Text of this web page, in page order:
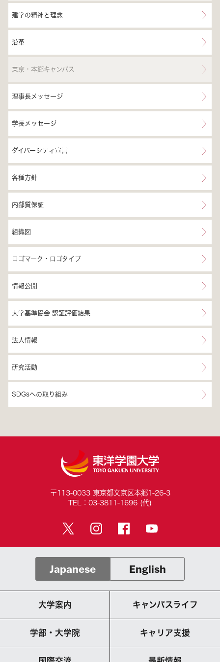
建学の精神と理念
沿革
東京・本郷キャンパス
理事長メッセージ
学長メッセージ
ダイバーシティ宣言
各種方針
内部質保証
組織図
ロゴマーク・ロゴタイプ
情報公開
大学基準協会 認証評価結果
法人情報
研究活動
SDGsへの取り組み
〒113-0033 東京都文京区本郷1-26-3
TEL：03-3811-1696 (代)
Japanese English
大学案内 キャンパスライフ
学部・大学院 キャリア支援